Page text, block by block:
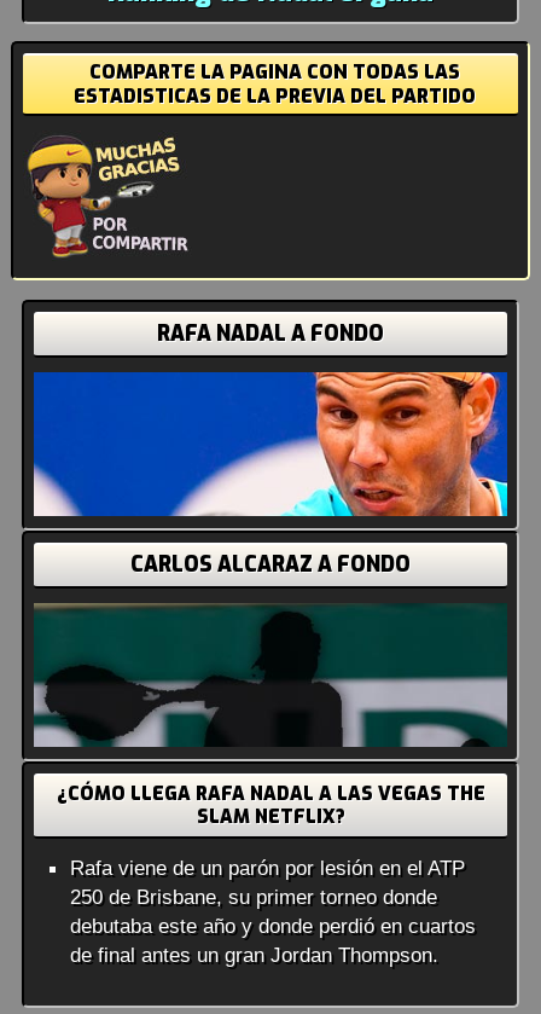
COMPARTE LA PAGINA CON TODAS LAS
ESTADISTICAS DE LA PREVIA DEL PARTIDO
RAFA NADAL A FONDO
CARLOS ALCARAZ A FONDO
¿CÓMO LLEGA RAFA NADAL A LAS VEGAS THE
SLAM NETFLIX?
Rafa viene de un parón por lesión en el ATP
250 de Brisbane, su primer torneo donde
debutaba este año y donde perdió en cuartos
de final antes un gran Jordan Thompson.